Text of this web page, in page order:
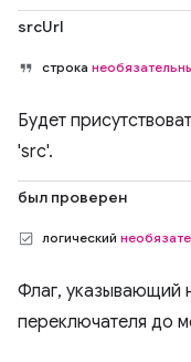
srcUrl
строка
Будет
'src'.
был проверен
логический
Флаг, указывающий
переключателя до